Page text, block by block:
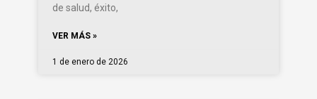
de salud, éxito,
VER MÁS »
1 de enero de 2026